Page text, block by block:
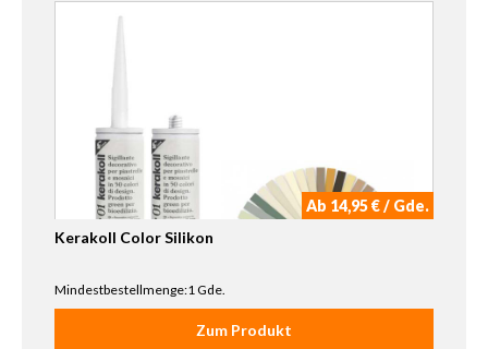
Ab 14,95 € / Gde.
Kerakoll Color Silikon
Mindestbestellmenge:1 Gde.
Zum Produkt